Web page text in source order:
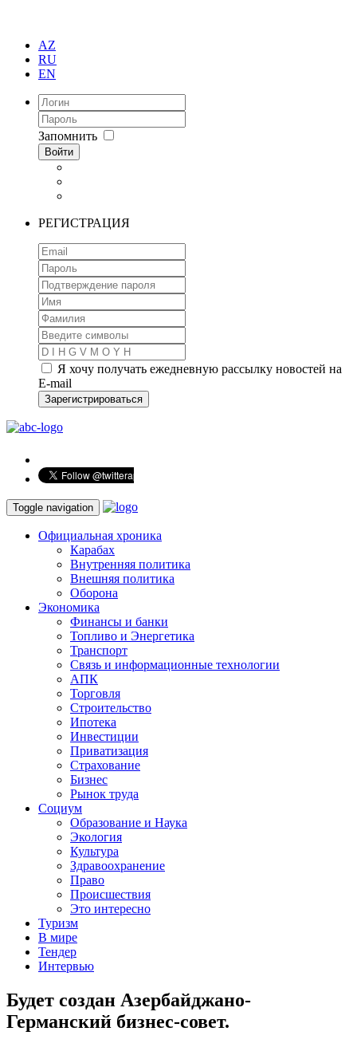
AZ
RU
EN
Запомнить
Войти
РЕГИСТРАЦИЯ
Я хочу получать ежедневную рассылку новостей на
E-mail
Зарегистрироваться
Toggle navigation
Официальная хроника
Карабах
Внутренняя политика
Внешняя политика
Оборона
Экономика
Финансы и банки
Топливо и Энергетика
Транспорт
Связь и информационные технологии
АПК
Торговля
Строительство
Ипотека
Инвестиции
Приватизация
Страхование
Бизнес
Рынок труда
Социум
Образование и Наука
Экология
Культура
Здравоохранение
Право
Происшествия
Это интересно
Туризм
В мире
Тендер
Интервью
Будет создан Азербайджано-
Германский бизнес-совет.